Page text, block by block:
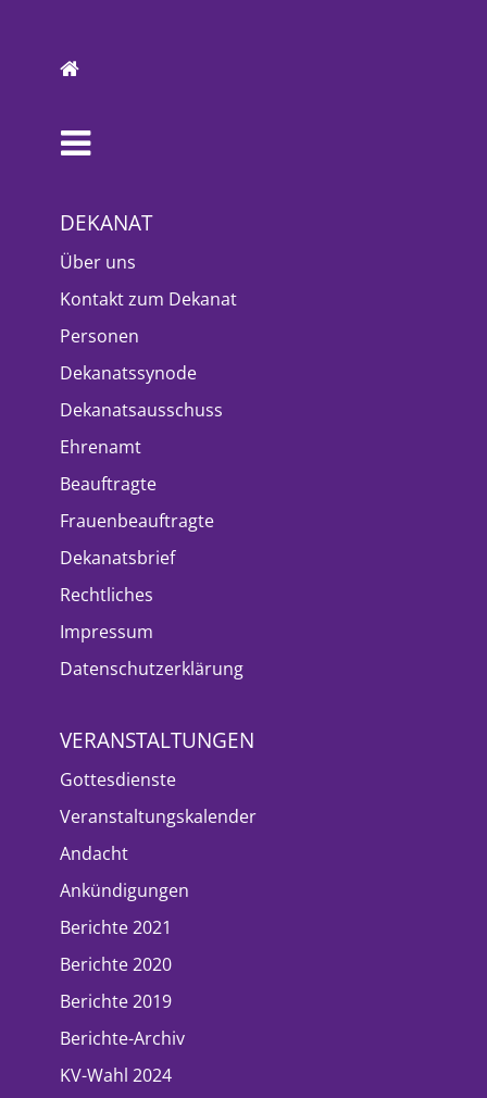
DEKANAT
Über uns
Kontakt zum Dekanat
Personen
Dekanatssynode
Dekanatsausschuss
Ehrenamt
Beauftragte
Frauenbeauftragte
Dekanatsbrief
Rechtliches
Impressum
Datenschutzerklärung
VERANSTALTUNGEN
Gottesdienste
Veranstaltungskalender
Andacht
Ankündigungen
Berichte 2021
Berichte 2020
Berichte 2019
Berichte-Archiv
KV-Wahl 2024